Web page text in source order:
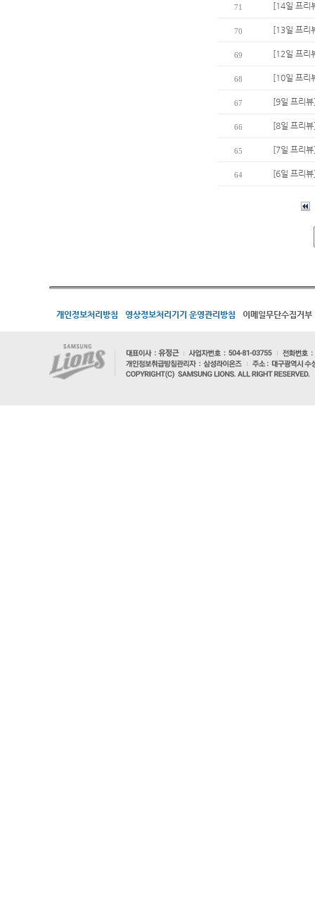
71 [14일 프리
70 [13일 프리
69 [12일 프리
68 [10일 프리
67 [9일 프리
66 [8일 프리
65 [7일 프리뷰
64 [6일 프리
개인정보처리방침 영상정보처리기기 운영관리방침 이메일무단수집거부